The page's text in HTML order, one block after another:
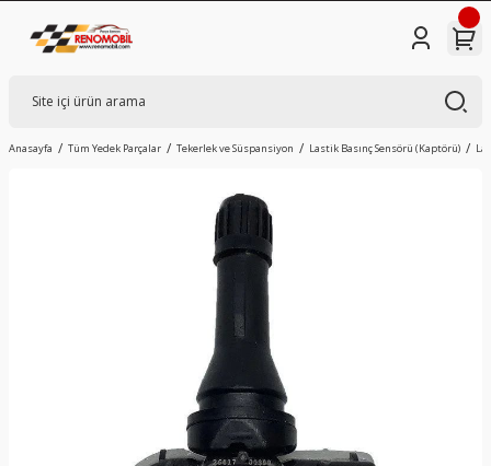
Anasayfa Tüm Yedek Parçalar Tekerlek ve Süspansiyon Lastik Basınç Sensörü (Kaptörü)